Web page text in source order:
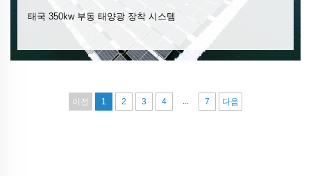
태국 350kw 부동 태양광 장착 시스템
이전 1 2 3 4 ... 7 다음